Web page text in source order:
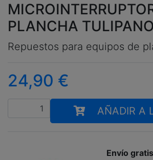
PLANCHA TULIPANO
Repuestos para equipos de
24,90 €
Cantidad
AÑADIR A
Envío